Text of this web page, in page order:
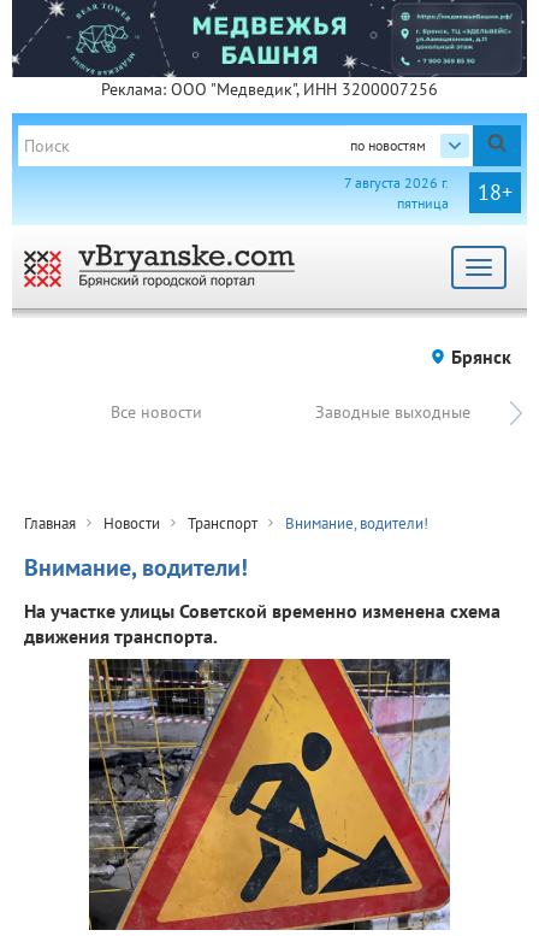
Реклама: ООО "Медведик", ИНН 3200007256
по новостям
18+
7 августа 2026 г.
пятница
Toggle
Брянск
Все новости Заводные выходные
Главная Новости Транспорт Внимание, водители!
Внимание, водители!
На участке улицы Советской временно изменена схема
движения транспорта.